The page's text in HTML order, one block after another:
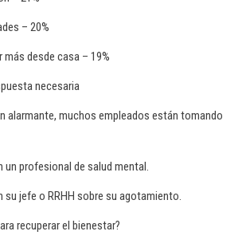
– 20%
desde casa – 19%
necesaria
alarmante, muchos empleados están tomando
un profesional de salud mental.
su jefe o RRHH sobre su agotamiento.
recuperar el bienestar?